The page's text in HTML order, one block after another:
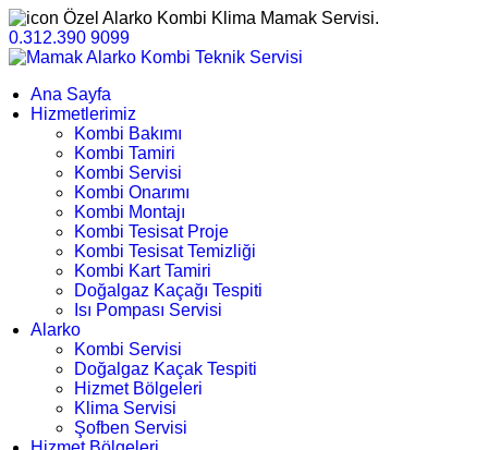
Özel Alarko Kombi Klima Mamak Servisi.
0.312.390 9099
Ana Sayfa
Hizmetlerimiz
Kombi Bakımı
Kombi Tamiri
Kombi Servisi
Kombi Onarımı
Kombi Montajı
Kombi Tesisat Proje
Kombi Tesisat Temizliği
Kombi Kart Tamiri
Doğalgaz Kaçağı Tespiti
Isı Pompası Servisi
Alarko
Kombi Servisi
Doğalgaz Kaçak Tespiti
Hizmet Bölgeleri
Klima Servisi
Şofben Servisi